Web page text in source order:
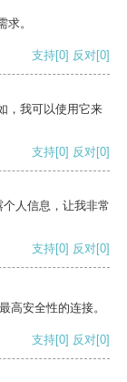
。
支持[0] 反对[0]
，我可以使用它来
支持[0] 反对[0]
人信息，让我非常
支持[0] 反对[0]
高安全性的连接。
支持[0] 反对[0]